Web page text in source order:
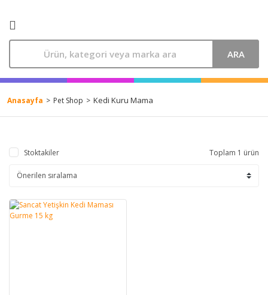
ARA
Anasayfa Pet Shop Kedi Kuru Mama
Stoktakiler Toplam 1 ürün